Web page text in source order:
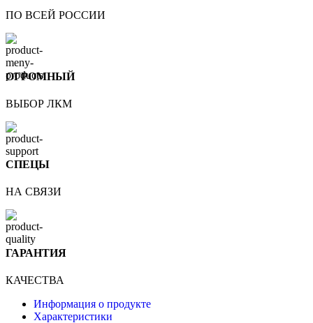
ПО ВСЕЙ РОССИИ
ОГРОМНЫЙ
ВЫБОР ЛКМ
СПЕЦЫ
НА СВЯЗИ
ГАРАНТИЯ
КАЧЕСТВА
Информация о продукте
Характеристики